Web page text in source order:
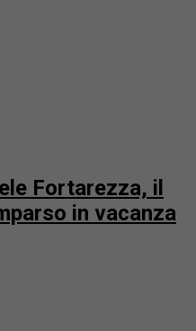
Fortarezza, il
in vacanza